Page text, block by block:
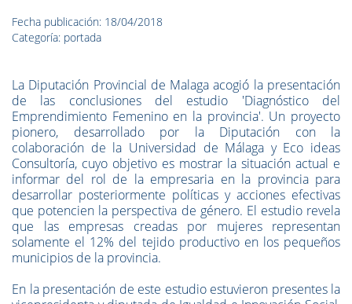
Fecha publicación: 18/04/2018
Categoría: portada
La Diputación Provincial de Malaga acogió la presentación
de las conclusiones del estudio 'Diagnóstico del
Emprendimiento Femenino en la provincia'. Un proyecto
pionero, desarrollado por la Diputación con la
colaboración de la Universidad de Málaga y Eco ideas
Consultoría, cuyo objetivo es mostrar la situación actual e
informar del rol de la empresaria en la provincia para
desarrollar posteriormente políticas y acciones efectivas
que potencien la perspectiva de género. El estudio revela
que las empresas creadas por mujeres representan
solamente el 12% del tejido productivo en los pequeños
municipios de la provincia.
En la presentación de este estudio estuvieron presentes la